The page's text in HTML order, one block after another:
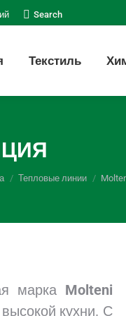
Поиск:
Search
Текстиль
Тепловые линии
марка Molteni
кухни. С